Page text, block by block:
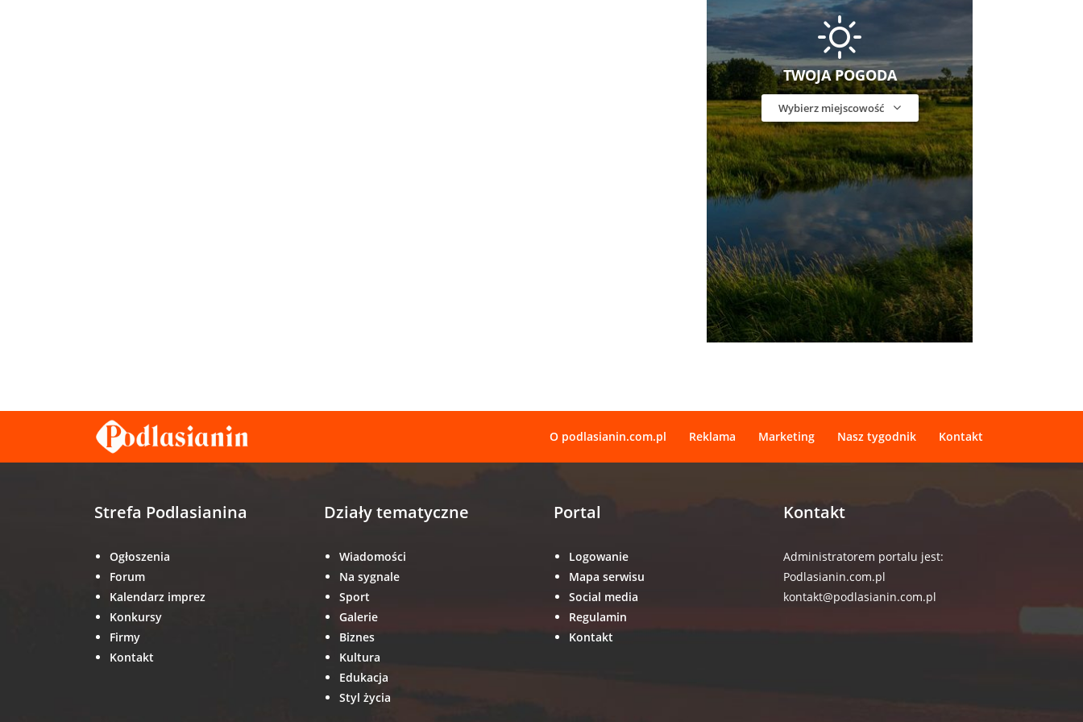
TWOJA POGODA
Wybierz miejscowość
O podlasianin.com.pl Reklama Marketing Nasz tygodnik Kontakt
Strefa Podlasianina
Ogłoszenia
Forum
Kalendarz imprez
Konkursy
Firmy
Kontakt
Działy tematyczne
Wiadomości
Na sygnale
Sport
Galerie
Biznes
Kultura
Edukacja
Styl życia
Portal
Logowanie
Mapa serwisu
Social media
Regulamin
Kontakt
Kontakt
Administratorem portalu jest:
Podlasianin.com.pl
kontakt@podlasianin.com.pl